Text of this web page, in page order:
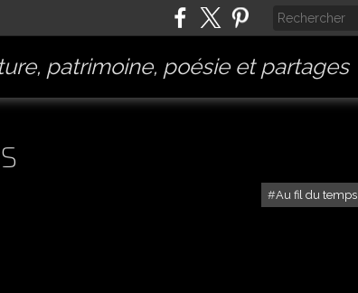
patrimoine, poésie et partages
Au fil du temps